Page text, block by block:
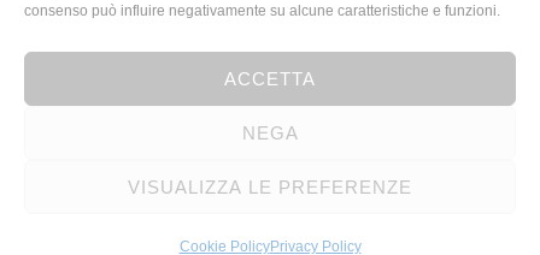
consenso può influire negativamente su alcune caratteristiche e funzioni.
ACCETTA
NEGA
VISUALIZZA LE PREFERENZE
Cookie PolicyPrivacy Policy
Privacy Policy
R.M.Web